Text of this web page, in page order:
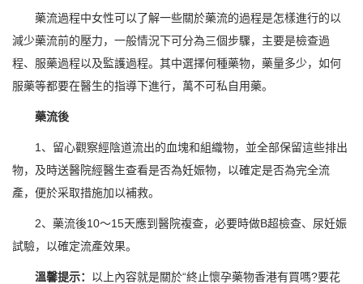
藥流過程中女性可以了解一些關於藥流的過程是怎樣進行的以
減少藥流前的壓力，一般情況下可分為三個步驟，主要是檢查過
程、服藥過程以及監護過程。其中選擇何種藥物，藥量多少，如何
服藥等都要在醫生的指導下進行，萬不可私自用藥。
藥流後
1、留心觀察經陰道流出的血塊和組織物，並全部保留這些排出
物，及時送醫院經醫生查看是否為妊娠物，以確定是否為完全流
產，便於采取措施加以補救。
2、藥流後10～15天應到醫院複查，必要時做B超檢查、尿妊娠
試驗，以確定流產效果。
溫馨提示： 以上內容就是關於“終止懷孕藥物香港有買嗎?要花